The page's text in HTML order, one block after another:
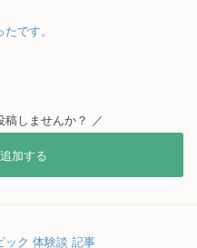
です。
しませんか？ ／
加する
ック 体験談 記事